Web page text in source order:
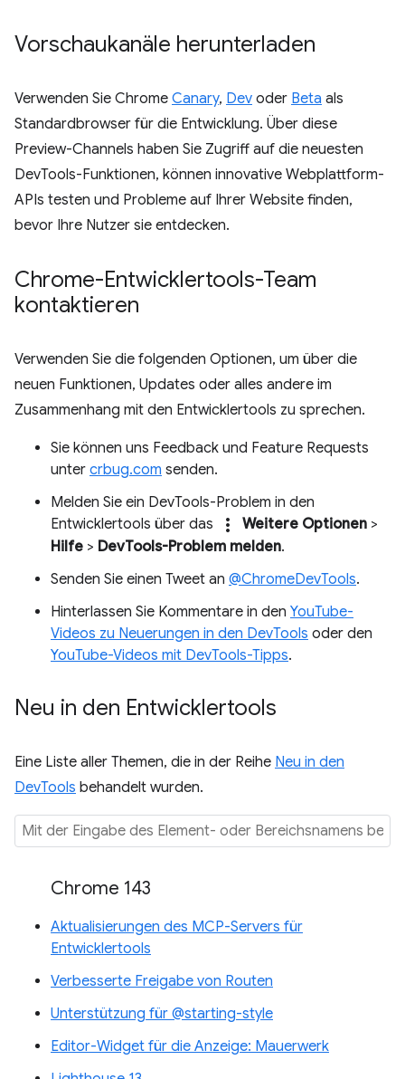
Vorschaukanäle herunterladen
Verwenden Sie Chrome Canary, Dev oder Beta als
Standardbrowser für die Entwicklung. Über diese
Preview-Channels haben Sie Zugriff auf die neuesten
DevTools-Funktionen, können innovative Webplattform-
APIs testen und Probleme auf Ihrer Website finden,
bevor Ihre Nutzer sie entdecken.
Chrome-Entwicklertools-Team
kontaktieren
Verwenden Sie die folgenden Optionen, um über die
neuen Funktionen, Updates oder alles andere im
Zusammenhang mit den Entwicklertools zu sprechen.
Sie können uns Feedback und Feature Requests
unter crbug.com senden.
Melden Sie ein DevTools-Problem in den
Entwicklertools über das
more_vert Weitere Optionen >
Hilfe > DevTools-Problem melden.
Senden Sie einen Tweet an @ChromeDevTools.
Hinterlassen Sie Kommentare in den YouTube-
Videos zu Neuerungen in den DevTools oder den
YouTube-Videos mit DevTools-Tipps.
Neu in den Entwicklertools
Eine Liste aller Themen, die in der Reihe Neu in den
DevTools behandelt wurden.
Chrome 143
Aktualisierungen des MCP-Servers für
Entwicklertools
Verbesserte Freigabe von Routen
Unterstützung für @starting-style
Editor-Widget für die Anzeige: Mauerwerk